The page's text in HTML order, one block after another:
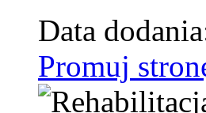
Data
Promuj